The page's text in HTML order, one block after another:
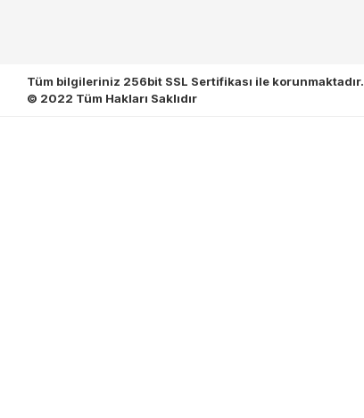
Tüm bilgileriniz 256bit SSL Sertifikası ile korunmaktadır.
© 2022 Tüm Hakları Saklıdır